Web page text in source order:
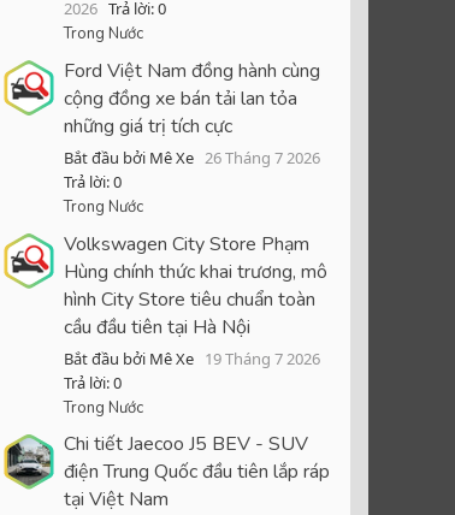
2026 Trả lời: 0
Trong Nước
Ford Việt Nam đồng hành cùng
cộng đồng xe bán tải lan tỏa
những giá trị tích cực
Bắt đầu bởi Mê Xe 26 Tháng 7 2026
Trả lời: 0
Trong Nước
Volkswagen City Store Phạm
Hùng chính thức khai trương, mô
hình City Store tiêu chuẩn toàn
cầu đầu tiên tại Hà Nội
Bắt đầu bởi Mê Xe 19 Tháng 7 2026
Trả lời: 0
Trong Nước
Chi tiết Jaecoo J5 BEV - SUV
điện Trung Quốc đầu tiên lắp ráp
tại Việt Nam